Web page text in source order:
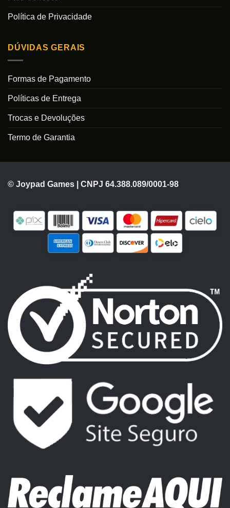
Política de Privacidade
DÚVIDAS GERAIS
Formas de Pagamento
Políticas de Entrega
Trocas e Devoluções
Termo de Garantia
© Joypad Games | CNPJ 64.388.089/0001-98